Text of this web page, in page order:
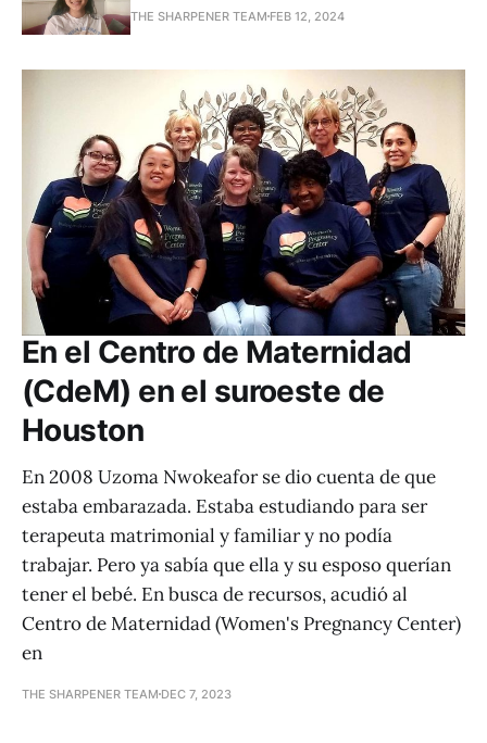
THE SHARPENER TEAM FEB 12, 2024
En el Centro de Maternidad
(CdeM) en el suroeste de
Houston
En 2008 Uzoma Nwokeafor se dio cuenta de que
estaba embarazada. Estaba estudiando para ser
terapeuta matrimonial y familiar y no podía
trabajar. Pero ya sabía que ella y su esposo querían
tener el bebé. En busca de recursos, acudió al
Centro de Maternidad (Women's Pregnancy Center)
en
THE SHARPENER TEAM DEC 7, 2023